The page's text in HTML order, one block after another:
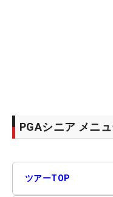
PGAシニア メニ
ツアーTOP